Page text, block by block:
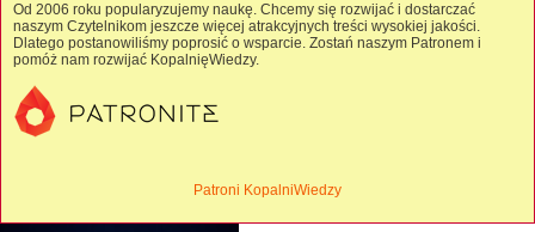
Od 2006 roku popularyzujemy naukę. Chcemy się rozwijać i dostarczać
naszym Czytelnikom jeszcze więcej atrakcyjnych treści wysokiej jakości.
Dlatego postanowiliśmy poprosić o wsparcie. Zostań naszym Patronem i
pomóż nam rozwijać KopalnięWiedzy.
Patroni KopalniWiedzy